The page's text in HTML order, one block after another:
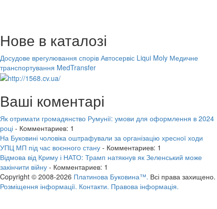
Нове в каталозі
Досудове врегулювання спорів Автосервіс Liqui Moly Медичне
транспортування MedTransfer
Ваші коментарі
Як отримати громадянство Румунії: умови для оформлення в 2024
році - Комментариев: 1
На Буковині чоловіка оштрафували за організацію хресної ходи
УПЦ МП під час воєнного стану - Комментариев: 1
Відмова від Криму і НАТО: Трамп натякнув як Зеленський може
закінчити війну - Комментариев: 1
Copyright © 2008-2026 Платинова Буковина™. Всі права захищено.
Розміщення інформації. Контакти. Правова інформація.